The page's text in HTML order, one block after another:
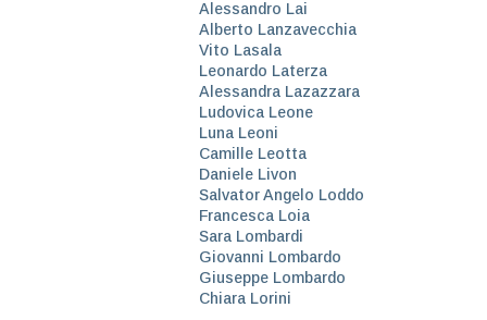
Alessandro Lai
Alberto Lanzavecchia
Vito Lasala
Leonardo Laterza
Alessandra Lazazzara
Ludovica Leone
Luna Leoni
Camille Leotta
Daniele Livon
Salvator Angelo Loddo
Francesca Loia
Sara Lombardi
Giovanni Lombardo
Giuseppe Lombardo
Chiara Lorini